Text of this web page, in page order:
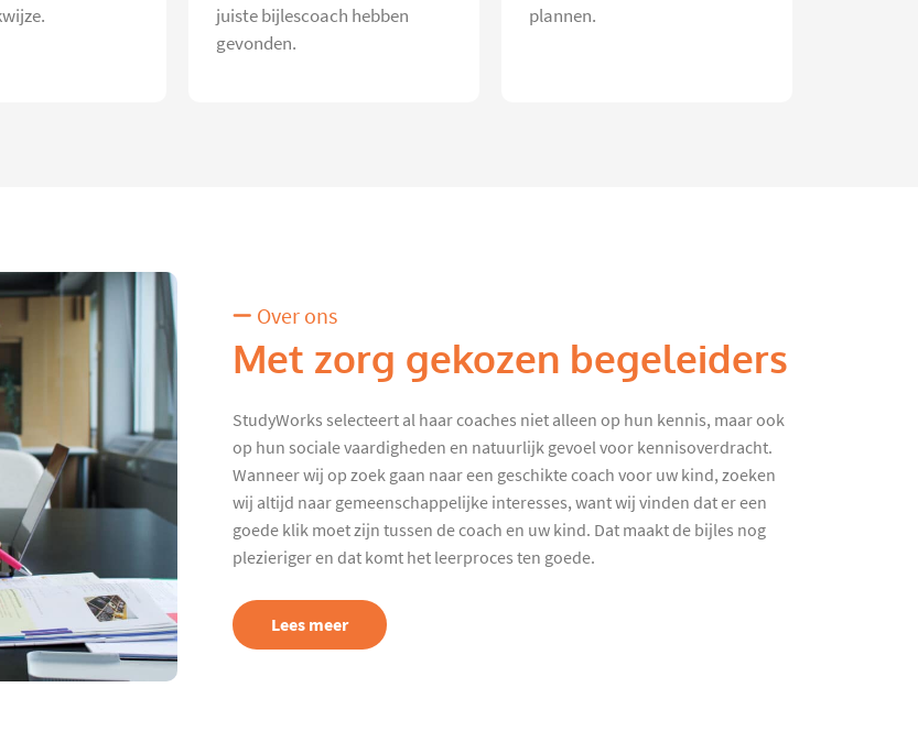
juiste bijlescoach hebben
gevonden.
plannen.
Over ons
Met zorg gekozen begeleiders
StudyWorks selecteert al haar coaches niet alleen op hun kennis, maar ook
op hun sociale vaardigheden en natuurlijk gevoel voor kennisoverdracht.
Wanneer wij op zoek gaan naar een geschikte coach voor uw kind, zoeken
wij altijd naar gemeenschappelijke interesses, want wij vinden dat er een
goede klik moet zijn tussen de coach en uw kind. Dat maakt de bijles nog
plezieriger en dat komt het leerproces ten goede.
Lees meer